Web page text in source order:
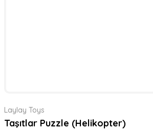
Laylay Toys
Taşıtlar Puzzle (Helikopter)